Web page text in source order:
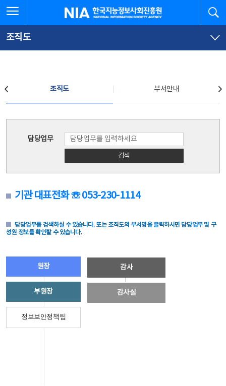
문
로
가
체
뉴
바
가
한국지능정보사회진흥원
조직도
조직도 부서안내
담당업무
검색
기관 대표전화 ☏ 053-230-1114
담당업무를 검색하실 수 있습니다. 또는 조직도의 부서명을 클릭하시면 담당업무 및 구
성원 정보를 확인할 수 있습니다.
원장
부원장
정보보안정책팀
감사
감사실